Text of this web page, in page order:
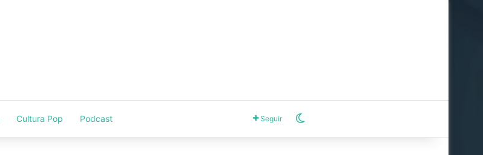
Cultura Pop Podcast Seguir